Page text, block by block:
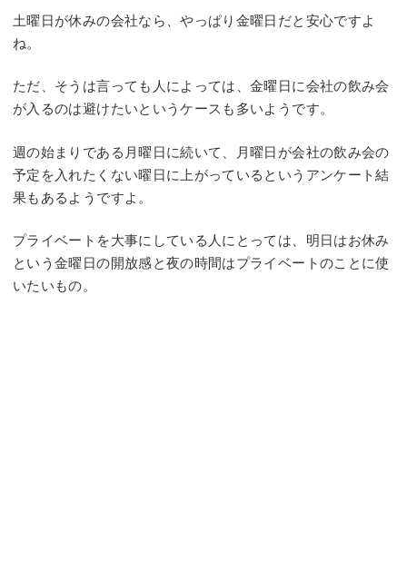
土曜日が休みの会社なら、やっぱり金曜日だと安心ですよ
ね。
ただ、そうは言っても人によっては、金曜日に会社の飲み会
が入るのは避けたいというケースも多いようです。
週の始まりである月曜日に続いて、月曜日が会社の飲み会の
予定を入れたくない曜日に上がっているというアンケート結
果もあるようですよ。
プライベートを大事にしている人にとっては、明日はお休み
という金曜日の開放感と夜の時間はプライベートのことに使
いたいもの。